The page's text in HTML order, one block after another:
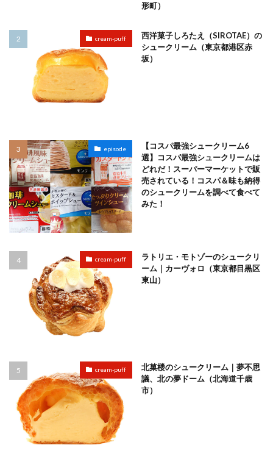
形町）
cream-puff
西洋菓子しろたえ（SIROTAE）の
シュークリーム（東京都港区赤
坂）
episode
【コスパ最強シュークリーム6
選】コスパ最強シュークリームは
どれだ！スーパーマーケットで販
売されている！コスパ＆味も納得
のシュークリームを調べて食べて
みた！
cream-puff
ラトリエ・モトゾーのシュークリ
ーム｜カーヴォロ（東京都目黒区
東山）
cream-puff
北菓楼のシュークリーム｜夢不思
議、北の夢ドーム（北海道千歳
市）